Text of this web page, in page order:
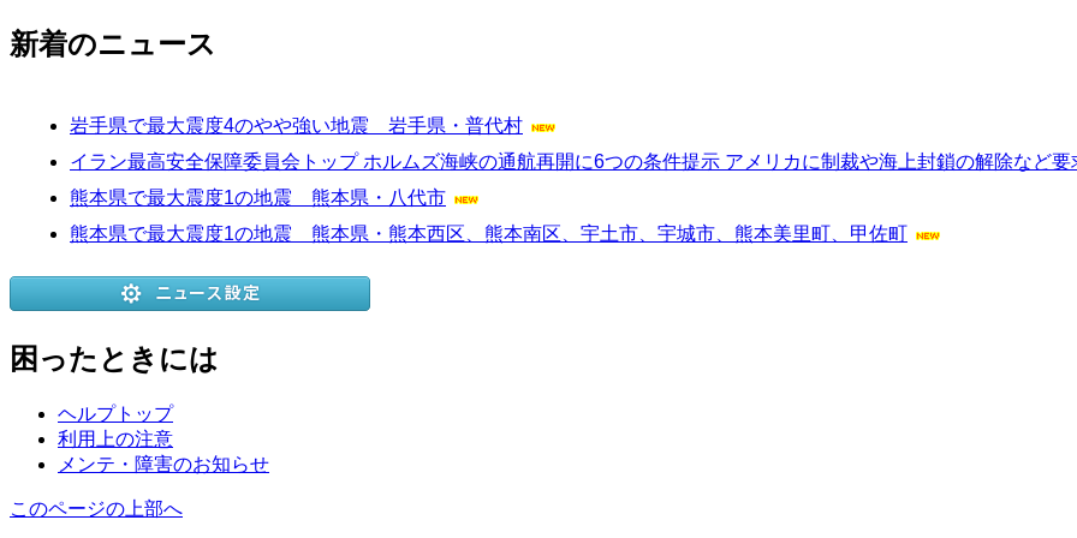
新着のニュース
岩手県で最大震度4のやや強い地震 岩手県・普代村
イラン最高安全保障委員会トップ ホルムズ海峡の通航再開に6つの条件提示 アメリカに制裁や海上封鎖の解除など要
熊本県で最大震度1の地震 熊本県・八代市
熊本県で最大震度1の地震 熊本県・熊本西区、熊本南区、宇土市、宇城市、熊本美里町、甲佐町
困ったときには
ヘルプトップ
利用上の注意
メンテ・障害のお知らせ
このページの上部へ